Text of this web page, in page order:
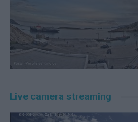
Live camera streaming